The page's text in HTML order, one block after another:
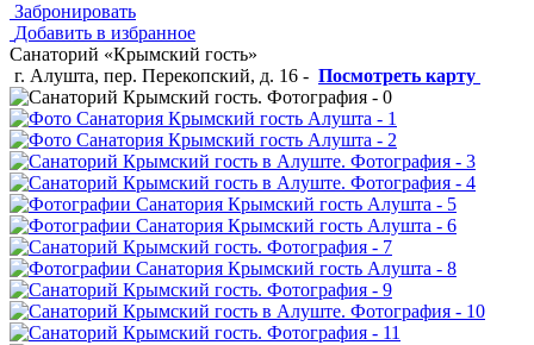
Забронировать
Добавить в избранное
Санаторий «Крымский гость»
г. Алушта, пер. Перекопский, д. 16 - Посмотреть карту